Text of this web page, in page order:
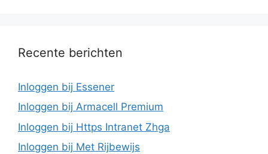
Recente berichten
Inloggen bij Essener
Inloggen bij Armacell Premium
Inloggen bij Https Intranet Zhga
Inloggen bij Met Rijbewijs